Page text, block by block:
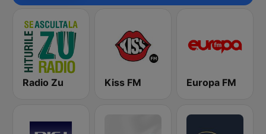
Radio Zu Kiss FM Europa FM